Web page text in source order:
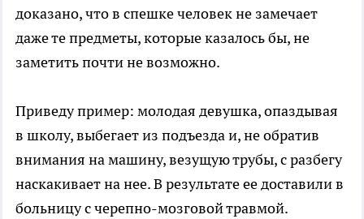
доказано, что в спешке человек не замечает
даже те предметы, которые казалось бы, не
заметить почти не возможно.
Приведу пример: молодая девушка, опаздывая
в школу, выбегает из подъезда и, не обратив
внимания на машину, везущую трубы, с разбегу
наскакивает на нее. В результате ее доставили в
больницу с черепно-мозговой травмой.